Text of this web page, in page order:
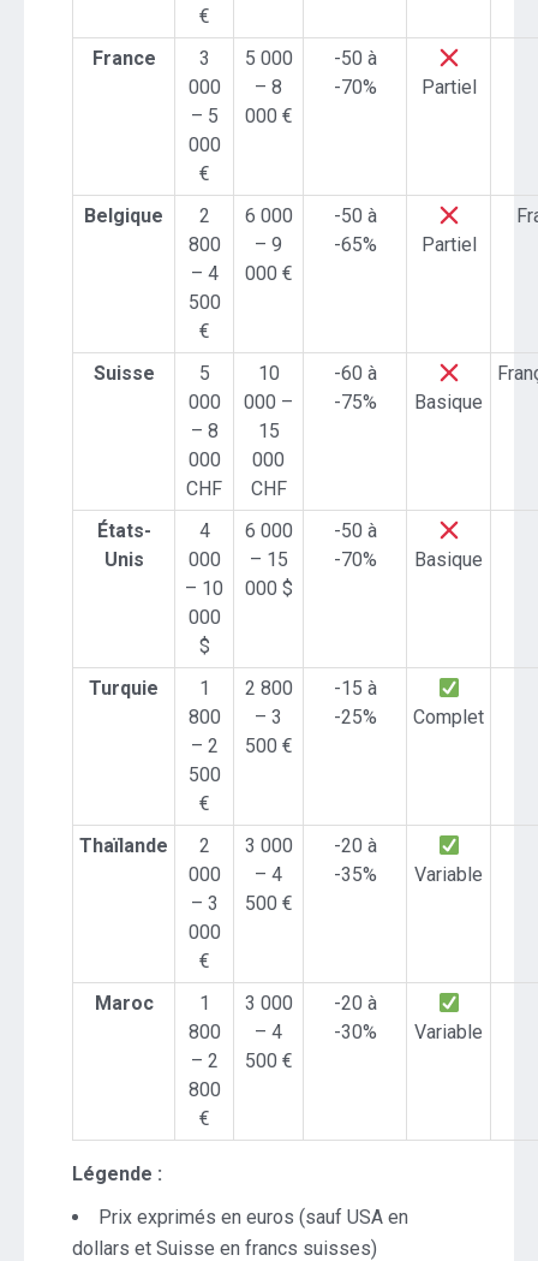
€
France
3
000
– 5
000
€
5 000
– 8
000 €
-50 à
-70%
Partiel
Belgique
2
800
– 4
500
€
6 000
– 9
000 €
-50 à
-65%
Partiel
Suisse
5
000
– 8
000
CHF
10
000 –
15
000
CHF
-60 à
-75%
Basique
États-
Unis
4
000
– 10
000
$
6 000
– 15
000 $
-50 à
-70%
Basique
Turquie
1
800
– 2
500
€
2 800
– 3
500 €
-15 à
-25%
Complet
Thaïlande
2
000
– 3
000
€
3 000
– 4
500 €
-20 à
-35%
Variable
Maroc
1
800
– 2
800
€
3 000
– 4
500 €
-20 à
-30%
Variable
Légende :
Prix exprimés en euros (sauf USA en
dollars et Suisse en francs suisses)